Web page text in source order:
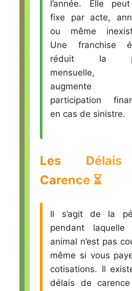
l’année. Elle
fixe par acte,
ou même
Une franchise
réduit la
mensuelle,
augmente
participation
en cas de sinistre.
Les
Carence ⏳
Il s’agit de la
pendant laquelle
animal n’est pas
même si vous
cotisations. Il
délais de